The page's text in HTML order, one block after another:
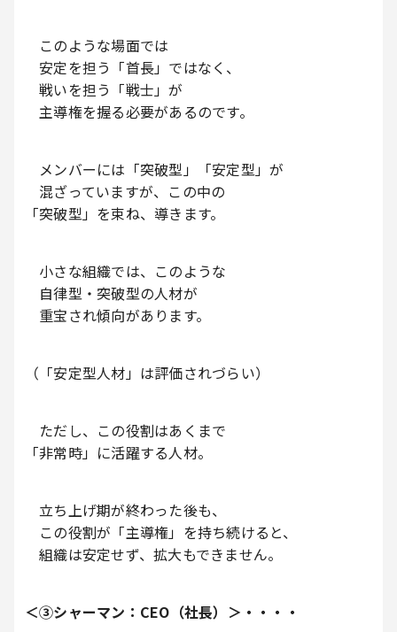
このような場面では
安定を担う「首長」ではなく、
戦いを担う「戦士」が
主導権を握る必要があるのです。
メンバーには「突破型」「安定型」が
混ざっていますが、この中の
「突破型」を束ね、導きます。
小さな組織では、このような
自律型・突破型の人材が
重宝され傾向があります。
（「安定型人材」は評価されづらい）
ただし、この役割はあくまで
「非常時」に活躍する人材。
立ち上げ期が終わった後も、
この役割が「主導権」を持ち続けると、
組織は安定せず、拡大もできません。
＜③シャーマン：CEO（社長）＞・・・・